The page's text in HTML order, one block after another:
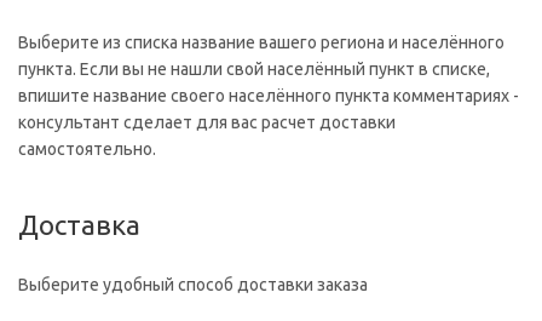
Выберите из списка название вашего региона и населённого
пункта. Если вы не нашли свой населённый пункт в списке,
впишите название своего населённого пункта комментариях -
консультант сделает для вас расчет доставки
самостоятельно.
Доставка
Выберите удобный способ доставки заказа